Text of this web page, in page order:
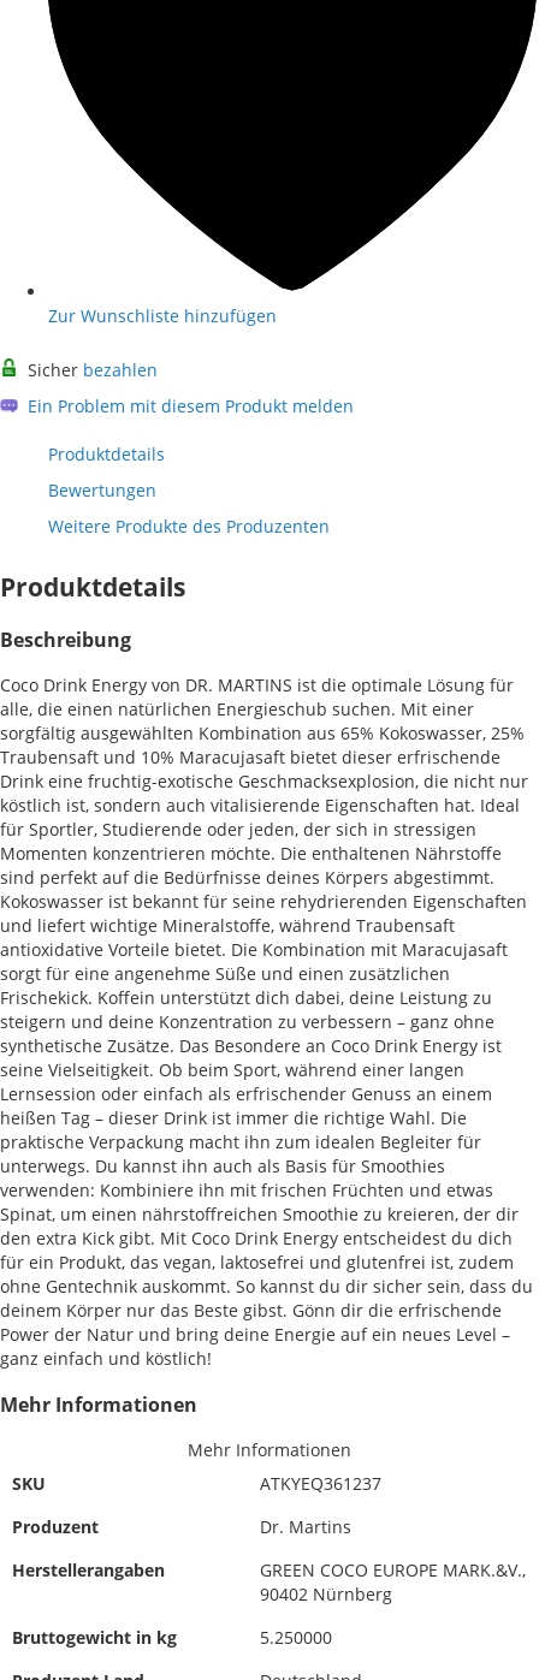
Zur Wunschliste hinzufügen
Sicher bezahlen
Ein Problem mit diesem Produkt melden
Produktdetails
Bewertungen
Weitere Produkte des Produzenten
Produktdetails
Beschreibung
Coco Drink Energy von DR. MARTINS ist die optimale Lösung für
alle, die einen natürlichen Energieschub suchen. Mit einer
sorgfältig ausgewählten Kombination aus 65% Kokoswasser, 25%
Traubensaft und 10% Maracujasaft bietet dieser erfrischende
Drink eine fruchtig-exotische Geschmacksexplosion, die nicht nur
köstlich ist, sondern auch vitalisierende Eigenschaften hat. Ideal
für Sportler, Studierende oder jeden, der sich in stressigen
Momenten konzentrieren möchte. Die enthaltenen Nährstoffe
sind perfekt auf die Bedürfnisse deines Körpers abgestimmt.
Kokoswasser ist bekannt für seine rehydrierenden Eigenschaften
und liefert wichtige Mineralstoffe, während Traubensaft
antioxidative Vorteile bietet. Die Kombination mit Maracujasaft
sorgt für eine angenehme Süße und einen zusätzlichen
Frischekick. Koffein unterstützt dich dabei, deine Leistung zu
steigern und deine Konzentration zu verbessern – ganz ohne
synthetische Zusätze. Das Besondere an Coco Drink Energy ist
seine Vielseitigkeit. Ob beim Sport, während einer langen
Lernsession oder einfach als erfrischender Genuss an einem
heißen Tag – dieser Drink ist immer die richtige Wahl. Die
praktische Verpackung macht ihn zum idealen Begleiter für
unterwegs. Du kannst ihn auch als Basis für Smoothies
verwenden: Kombiniere ihn mit frischen Früchten und etwas
Spinat, um einen nährstoffreichen Smoothie zu kreieren, der dir
den extra Kick gibt. Mit Coco Drink Energy entscheidest du dich
für ein Produkt, das vegan, laktosefrei und glutenfrei ist, zudem
ohne Gentechnik auskommt. So kannst du dir sicher sein, dass du
deinem Körper nur das Beste gibst. Gönn dir die erfrischende
Power der Natur und bring deine Energie auf ein neues Level –
ganz einfach und köstlich!
Mehr Informationen
Mehr Informationen
SKU
ATKYEQ361237
Produzent
Dr. Martins
Herstellerangaben
GREEN COCO EUROPE MARK.&V.,
90402 Nürnberg
Bruttogewicht in kg
5.250000